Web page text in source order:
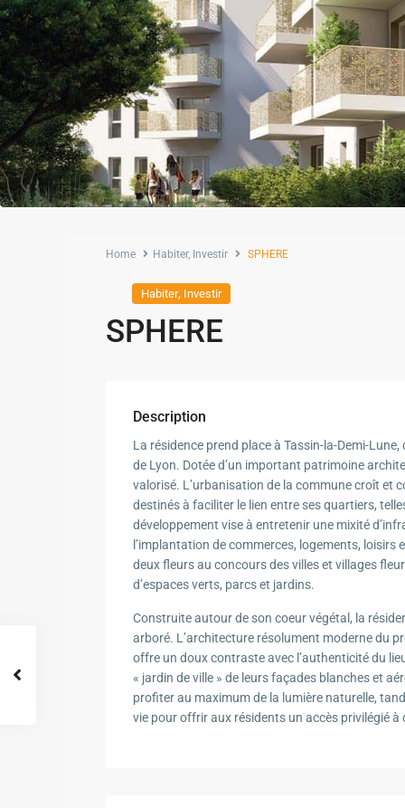
Home Habiter, Investir SPHERE
Habiter, Investir
SPHERE
Description
La résidence prend place à Tassin-la-Demi-
de Lyon. Dotée d’un important patrimoine
valorisé. L’urbanisation de la commune croît et
destinés à faciliter le lien entre ses quartiers,
développement vise à entretenir une mixité
l’implantation de commerces, logements, loisirs
deux fleurs au concours des villes et villages
d’espaces verts, parcs et jardins.
Construite autour de son coeur végétal, la
arboré. L’architecture résolument moderne du
offre un doux contraste avec l’authenticité du
« jardin de ville » de leurs façades blanches et
profiter au maximum de la lumière naturelle,
vie pour offrir aux résidents un accès privilégié à